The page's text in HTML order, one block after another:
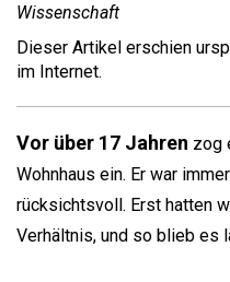
Wissenschaft
Dieser Artikel erschien
im Internet.
Vor über 17 Jahren zog
Wohnhaus ein. Er war
rücksichtsvoll. Erst hatten
Verhältnis, und so blieb es